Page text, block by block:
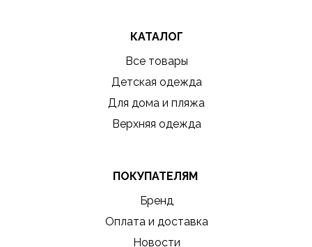
КАТАЛОГ
Детская одежда
Для дома и пляжа
Верхняя одежда
ПОКУПАТЕЛЯМ
Бренд
Оплата и доставка
Новости
Все товары